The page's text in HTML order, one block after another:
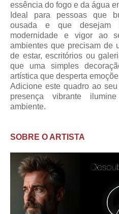
essência do fogo e da água
Ideal para pessoas que
ousada e que desejam
modernidade e vigor ao
ambientes que precisam de
de estar, escritórios ou
que uma simples
artística que desperta
Adicione este quadro ao
presença vibrante
ambiente.
SOBRE O ARTISTA